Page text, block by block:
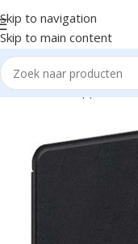
Skip to navigation
Skip to main content
Home Randapparatuur